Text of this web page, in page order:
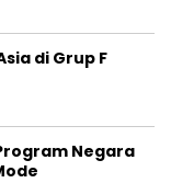
di Grup F
Negara